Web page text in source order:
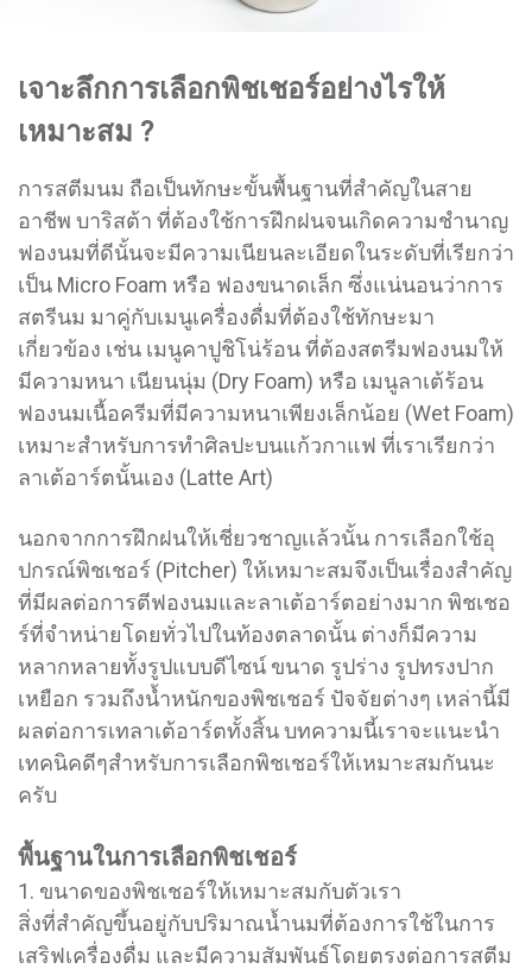
เจาะลึกการเลือกพิชเชอร์อย่างไรให้
เหมาะสม ?
การสตีมนม ถือเป็นทักษะขั้นพื้นฐานที่สำคัญในสาย
อาชีพ บาริสต้า ที่ต้องใช้การฝึกฝนจนเกิดความชำนาญ
ฟองนมที่ดีนั้นจะมีความเนียนละเอียดในระดับที่เรียกว่า
เป็น Micro Foam หรือ ฟองขนาดเล็ก ซึ่งแน่นอนว่าการ
สตรีนม มาคู่กับเมนูเครื่องดื่มที่ต้องใช้ทักษะมา
เกี่ยวข้อง เช่น เมนูคาปูชิโน่ร้อน ที่ต้องสตรีมฟองนมให้
มีความหนา เนียนนุ่ม (Dry Foam) หรือ เมนูลาเต้ร้อน
ฟองนมเนื้อครีมที่มีความหนาเพียงเล็กน้อย (Wet Foam)
เหมาะสำหรับการทำศิลปะบนแก้วกาแฟ ที่เราเรียกว่า
ลาเต้อาร์ตนั้นเอง (Latte Art)
นอกจากการฝึกฝนให้เชี่ยวชาญเเล้วนั้น การเลือกใช้อุ
ปกรณ์พิชเชอร์ (Pitcher) ให้เหมาะสมจึงเป็นเรื่องสำคัญ
ที่มีผลต่อการตีฟองนมและลาเต้อาร์ตอย่างมาก พิชเชอ
ร์ที่จำหน่ายโดยทั่วไปในท้องตลาดนั้น ต่างก็มีความ
หลากหลายทั้งรูปแบบดีไซน์ ขนาด รูปร่าง รูปทรงปาก
เหยือก รวมถึงน้ำหนักของพิชเชอร์ ปัจจัยต่างๆ เหล่านี้มี
ผลต่อการเทลาเต้อาร์ตทั้งสิ้น บทความนี้เราจะแนะนำ
เทคนิคดีๆสำหรับการเลือกพิชเชอร์ให้เหมาะสมกันนะ
ครับ
พื้นฐานในการเลือกพิชเชอร์
1. ขนาดของพิชเชอร์ให้เหมาะสมกับตัวเรา
สิ่งที่สำคัญขึ้นอยู่กับปริมาณน้ำนมที่ต้องการใช้ในการ
เสริฟเครื่องดื่ม และมีความสัมพันธ์โดยตรงต่อการสตีม